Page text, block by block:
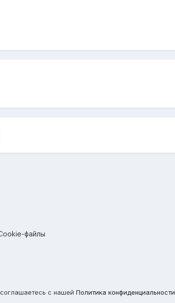
файлы
с нашей Политика конфиденциальности